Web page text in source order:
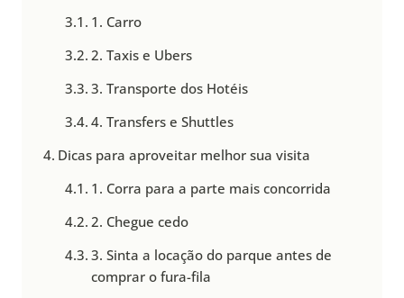
1. Carro
2. Taxis e Ubers
3. Transporte dos Hotéis
4. Transfers e Shuttles
Dicas para aproveitar melhor sua visita
1. Corra para a parte mais concorrida
2. Chegue cedo
3. Sinta a locação do parque antes de
comprar o fura-fila